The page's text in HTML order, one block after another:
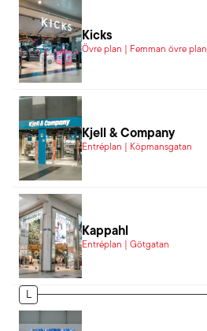
Kicks
Övre plan | Femman övre plan
Kjell & Company
Entréplan | Köpmansgatan
Kappahl
Entréplan | Götgatan
L